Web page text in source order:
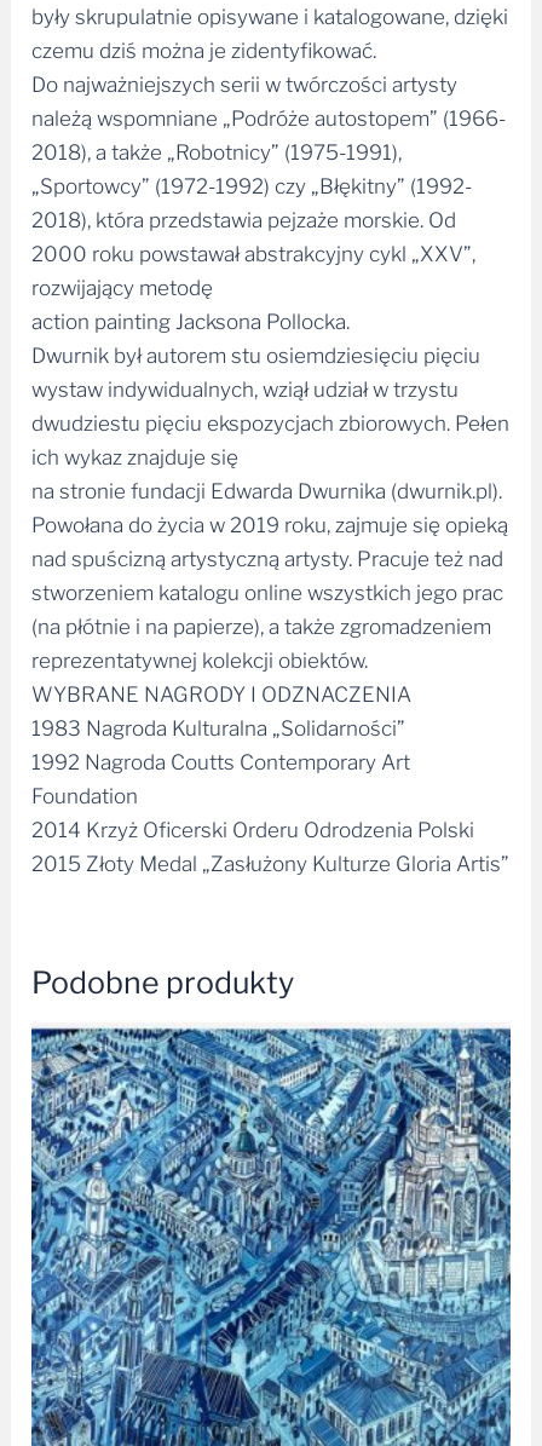
były skrupulatnie opisywane i katalogowane, dzięki
czemu dziś można je zidentyfikować.
Do najważniejszych serii w twórczości artysty
należą wspomniane „Podróże autostopem” (1966-
2018), a także „Robotnicy” (1975-1991),
„Sportowcy” (1972-1992) czy „Błękitny” (1992-
2018), która przedstawia pejzaże morskie. Od
2000 roku powstawał abstrakcyjny cykl „XXV”,
rozwijający metodę
action painting Jacksona Pollocka.
Dwurnik był autorem stu osiemdziesięciu pięciu
wystaw indywidualnych, wziął udział w trzystu
dwudziestu pięciu ekspozycjach zbiorowych. Pełen
ich wykaz znajduje się
na stronie fundacji Edwarda Dwurnika (dwurnik.pl).
Powołana do życia w 2019 roku, zajmuje się opieką
nad spuścizną artystyczną artysty. Pracuje też nad
stworzeniem katalogu online wszystkich jego prac
(na płótnie i na papierze), a także zgromadzeniem
reprezentatywnej kolekcji obiektów.
WYBRANE NAGRODY I ODZNACZENIA
1983 Nagroda Kulturalna „Solidarności”
1992 Nagroda Coutts Contemporary Art
Foundation
2014 Krzyż Oficerski Orderu Odrodzenia Polski
2015 Złoty Medal „Zasłużony Kulturze Gloria Artis”
Podobne produkty